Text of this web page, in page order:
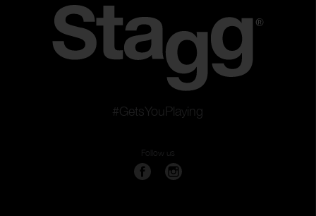
#GetsYouPlaying
Follow us